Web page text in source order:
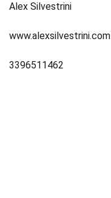
Alex Silvestrini
www.alexsilvestrini.com
3396511462